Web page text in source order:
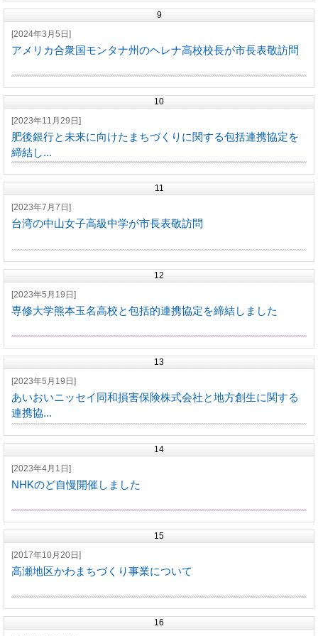
9
[2024年3月5日]
アメリカ合衆国モンタナ州のヘレナ高校校長が市長表敬訪問
10
[2023年11月29日]
肥後銀行と未来に向けたまちづくりに関する包括連携協定を
締結し...
11
[2023年7月7日]
台湾の中山女子高級中学が市長表敬訪問
12
[2023年5月19日]
専修大学熊本玉名高校と包括的連携協定を締結しました
13
[2023年5月19日]
あいおいニッセイ同和損害保険株式会社と地方創生に関する
連携協...
14
[2023年4月1日]
NHKのど自慢開催しました
15
[2017年10月20日]
高瀬地区かわまちづくり事業について
16